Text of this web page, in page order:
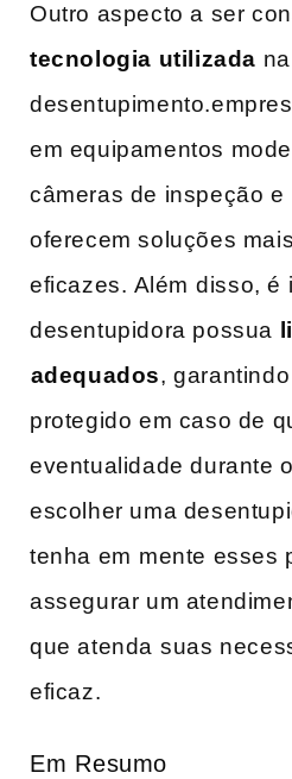
Outro aspecto a ser
tecnologia utilizada
em equipamentos
câmeras de inspeção e⁤
oferecem soluções
eficazes. ⁤Além ⁢disso, é
desentupidora possua
⁤adequados,
protegido em caso de
eventualidade durante
escolher uma
tenha em⁤ mente esses
assegurar um
que atenda ⁤suas
eficaz.
Em⁤ Resumo